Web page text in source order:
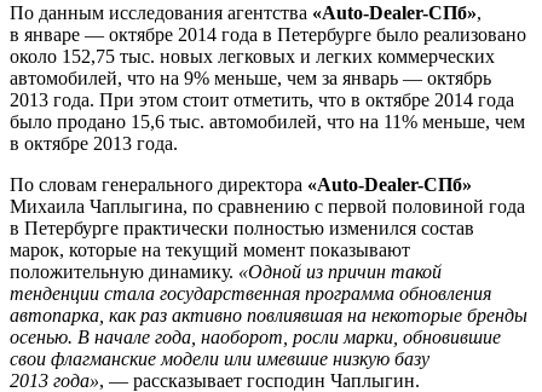
По данным исследования агентства «Auto-Dealer-СПб»,
в январе — октябре 2014 года в Петербурге было реализовано
около 152,75 тыс. новых легковых и легких коммерческих
автомобилей, что на 9% меньше, чем за январь — октябрь
2013 года. При этом стоит отметить, что в октябре 2014 года
было продано 15,6 тыс. автомобилей, что на 11% меньше, чем
в октябре 2013 года.
По словам генерального директора «Auto-Dealer-СПб»
Михаила Чаплыгина, по сравнению с первой половиной года
в Петербурге практически полностью изменился состав
марок, которые на текущий момент показывают
положительную динамику. «Одной из причин такой
тенденции стала государственная программа обновления
автопарка, как раз активно повлиявшая на некоторые бренды
осенью. В начале года, наоборот, росли марки, обновившие
свои флагманские модели или имевшие низкую базу
2013 года», — рассказывает господин Чаплыгин.